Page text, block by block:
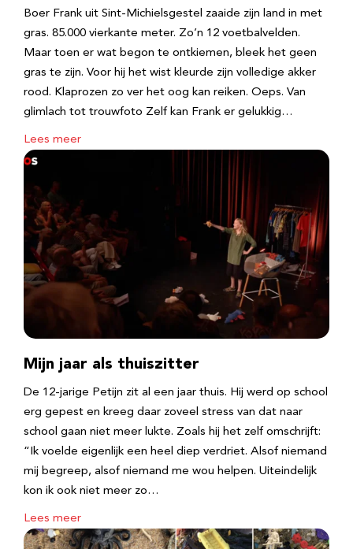
Boer Frank uit Sint-Michielsgestel zaaide zijn land in met
gras. 85.000 vierkante meter. Zo’n 12 voetbalvelden.
Maar toen er wat begon te ontkiemen, bleek het geen
gras te zijn. Voor hij het wist kleurde zijn volledige akker
rood. Klaprozen zo ver het oog kan reiken. Oeps. Van
glimlach tot trouwfoto Zelf kan Frank er gelukkig…
Lees meer
Mijn jaar als thuiszitter
De 12-jarige Petijn zit al een jaar thuis. Hij werd op school
erg gepest en kreeg daar zoveel stress van dat naar
school gaan niet meer lukte. Zoals hij het zelf omschrijft:
“Ik voelde eigenlijk een heel diep verdriet. Alsof niemand
mij begreep, alsof niemand me wou helpen. Uiteindelijk
kon ik ook niet meer zo…
Lees meer